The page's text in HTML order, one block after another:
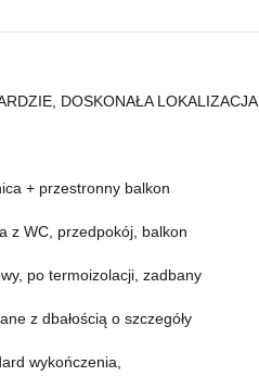
DOSKONAŁA LOKALIZACJA
+ przestronny balkon
z WC, przedpokój, balkon
po termoizolacji, zadbany
z dbałością o szczegóły
wykończenia,